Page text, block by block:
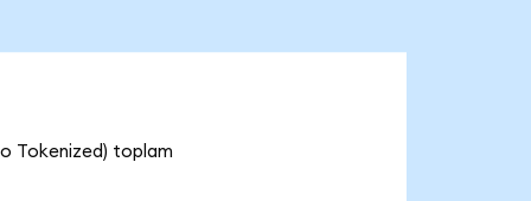
Tokenized) toplam